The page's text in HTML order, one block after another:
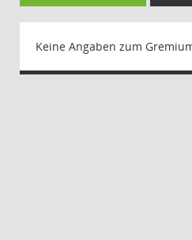
Keine Angaben zum